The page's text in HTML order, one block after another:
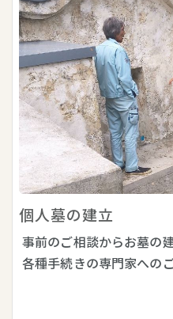
個人墓の建立
事前のご相談からお墓の
各種手続きの専門家への